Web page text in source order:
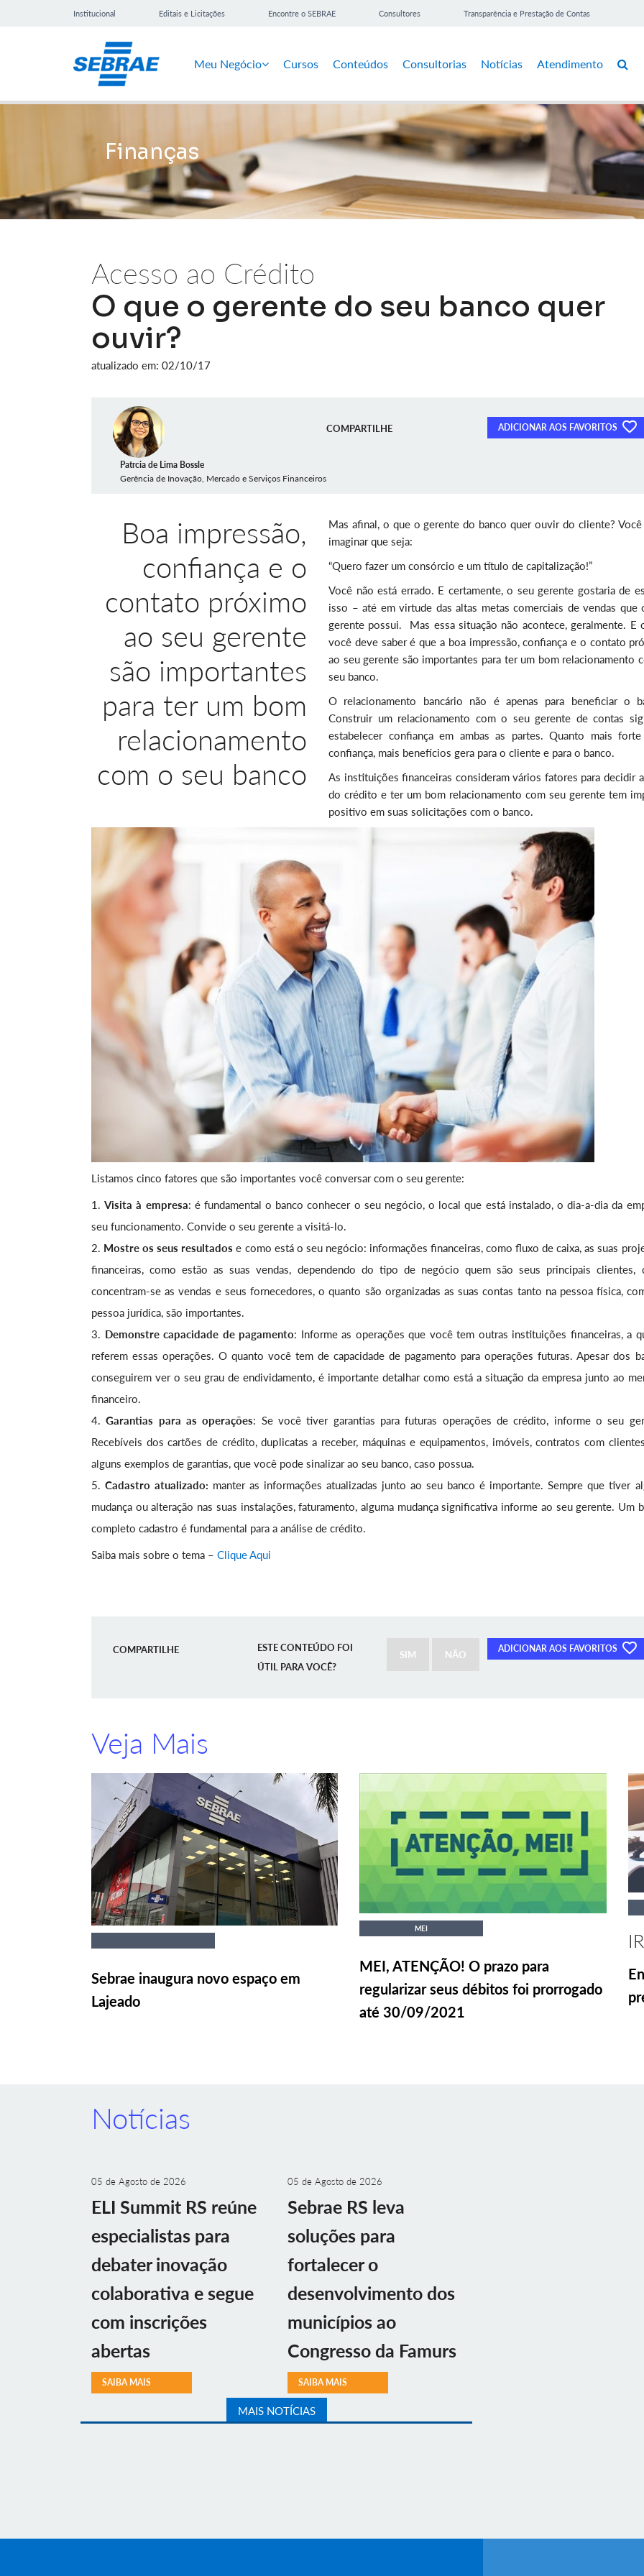
Institucional Editais e Licitações Encontre o SEBRAE Consultores Transparência e Prestação de Contas
Meu Negócio Cursos Conteúdos Consultorias Notícias Atendimento
Finanças
Acesso ao Crédito
O que o gerente do seu banco quer
ouvir?
atualizado em: 02/10/17
Patrcia de Lima Bossle
Gerência de Inovação, Mercado e Serviços Financeiros
COMPARTILHE ADICIONAR AOS FAVORITOS
Boa impressão,
confiança e o
contato próximo
ao seu gerente
são importantes
para ter um bom
relacionamento
com o seu banco
Mas afinal, o que o gerente do banco quer ouvir do cliente?
imaginar que seja:
“Quero fazer um consórcio e um título de capitalização!”
Você não está errado. E certamente, o seu gerente gostaria de
isso – até em virtude das altas metas comerciais de vendas que
gerente possui. Mas essa situação não acontece, geralmente. E
você deve saber é que a boa impressão, confiança e o contato
ao seu gerente são importantes para ter um bom relacionamento
seu banco.
O relacionamento bancário não é apenas para beneficiar o
Construir um relacionamento com o seu gerente de contas
estabelecer confiança em ambas as partes. Quanto mais forte
confiança, mais benefícios gera para o cliente e para o banco.
As instituições financeiras consideram vários fatores para decidir
do crédito e ter um bom relacionamento com seu gerente tem
positivo em suas solicitações com o banco.
Listamos cinco fatores que são importantes você conversar com o seu gerente:
Visita à empresa: é fundamental o banco conhecer o seu negócio, o local que está instalado, o dia-a-dia da
seu funcionamento. Convide o seu gerente a visitá-lo.
Mostre os seus resultados e como está o seu negócio: informações financeiras, como fluxo de caixa, as suas
financeiras, como estão as suas vendas, dependendo do tipo de negócio quem são seus principais clientes,
concentram-se as vendas e seus fornecedores, o quanto são organizadas as suas contas tanto na pessoa física,
pessoa jurídica, são importantes.
Demonstre capacidade de pagamento: Informe as operações que você tem outras instituições financeiras, a
referem essas operações. O quanto você tem de capacidade de pagamento para operações futuras. Apesar dos
conseguirem ver o seu grau de endividamento, é importante detalhar como está a situação da empresa junto ao
financeiro.
Garantias para as operações: Se você tiver garantias para futuras operações de crédito, informe o seu
Recebíveis dos cartões de crédito, duplicatas a receber, máquinas e equipamentos, imóveis, contratos com
alguns exemplos de garantias, que você pode sinalizar ao seu banco, caso possua.
Cadastro atualizado: manter as informações atualizadas junto ao seu banco é importante. Sempre que tiver
mudança ou alteração nas suas instalações, faturamento, alguma mudança significativa informe ao seu gerente. Um
completo cadastro é fundamental para a análise de crédito.
Saiba mais sobre o tema – Clique Aqui
COMPARTILHE ADICIONAR AOS FAVORITOS
ESTE CONTEÚDO FOI
ÚTIL PARA VOCÊ?
SIM NÃO
Veja Mais
Sebrae inaugura novo espaço em
Lajeado
MEI
MEI, ATENÇÃO! O prazo para
regularizar seus débitos foi prorrogado
até 30/09/2021
Notícias
05 de Agosto de 2026
ELI Summit RS reúne
especialistas para
debater inovação
colaborativa e segue
com inscrições
abertas
SAIBA MAIS
05 de Agosto de 2026
Sebrae RS leva
soluções para
fortalecer o
desenvolvimento dos
municípios ao
Congresso da Famurs
SAIBA MAIS
MAIS NOTÍCIAS